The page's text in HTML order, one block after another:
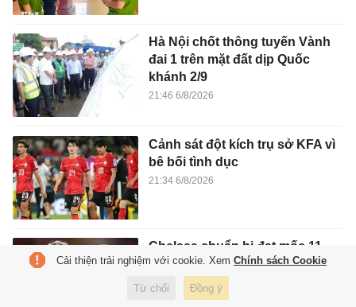
Hà Nội chốt thông tuyến Vành
đai 1 trên mặt đất dịp Quốc
khánh 2/9
21:46 6/8/2026
Cảnh sát đột kích trụ sở KFA vì
bê bối tình dục
21:34 6/8/2026
Chelsea chuẩn bị đạt mốc 11
tân binh
21:28 6/8/2026
Cải thiện trải nghiệm với cookie. Xem Chính sách Cookie
Từ chối Đồng ý